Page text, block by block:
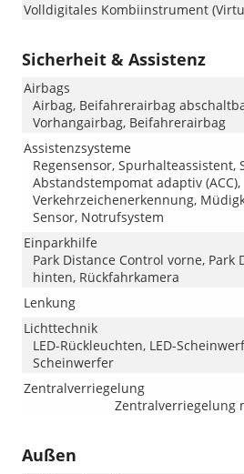
Volldigitales Kombiinstrument
Sicherheit & Assistenz
Airbags
Airbag, Beifahrerairbag
Vorhangairbag, Beifahrerairbag
Assistenzsysteme
Regensensor, Spurhalteassistent,
Abstandstempomat adaptiv (ACC),
Verkehrzeichenerkennung,
Sensor, Notrufsystem
Einparkhilfe
Park Distance Control vorne, Park
hinten, Rückfahrkamera
Lenkung
Lichttechnik
LED-Rückleuchten, LED-
Scheinwerfer
Zentralverriegelung
Zentralverriegelung
Außen